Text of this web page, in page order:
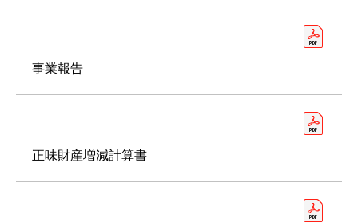
事業報告
正味財産増減計算書